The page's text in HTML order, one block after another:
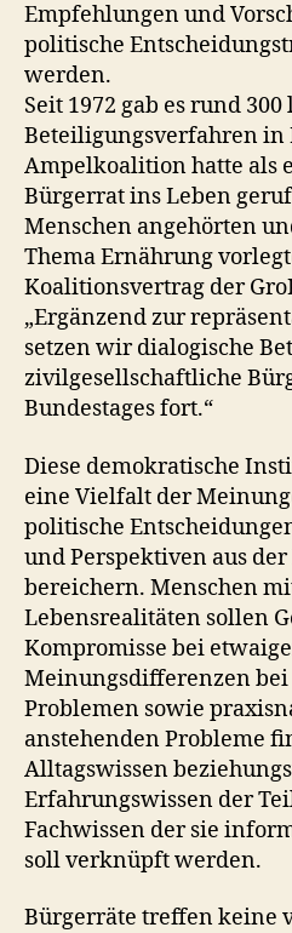
Empfehlungen und
politische
werden.
Seit 1972 gab es rund
Beteiligungsverfahren in
Ampelkoalition hatte als
Bürgerrat ins Leben
Menschen angehörten
Thema Ernährung
Koalitionsvertrag der
„Ergänzend zur
setzen wir dialogische
zivilgesellschaftliche
Bundestages fort.“
Diese demokratische
eine Vielfalt der
politische
und Perspektiven aus
bereichern. Menschen
Lebensrealitäten sollen
Kompromisse bei
Meinungsdifferenzen
Problemen sowie
anstehenden Probleme
Alltagswissen
Erfahrungswissen der
Fachwissen der sie
soll verknüpft werden.
Bürgerräte treffen keine